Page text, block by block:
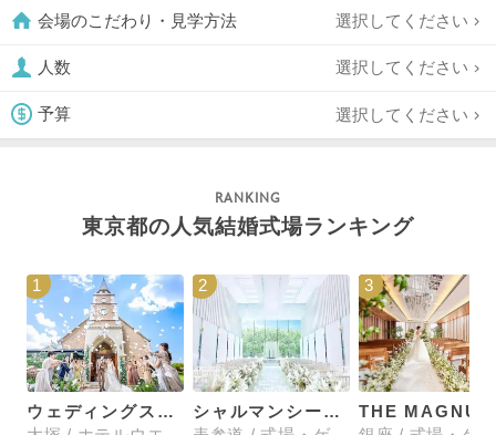
会場のこだわり・見学方法 選択してください
人数 選択してください
予算 選択してください
東京都の人気結婚式場ランキング
1
ウェディングスホテル・ベルクラシック東京
2
シャルマンシーナTOKYO
3